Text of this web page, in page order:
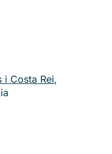
i Costa Rei,